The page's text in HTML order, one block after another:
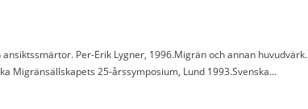
Per-Erik Lygner, 1996.Migrän och annan huvudvärk.
Migränsällskapets 25-årssymposium, Lund 1993.Svenska…